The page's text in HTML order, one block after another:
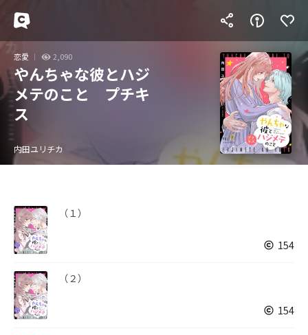
恋愛 2,090
やんちゃな彼とハジ
メテのこと プチキ
ス
内田ユリチカ
（１）
154
（２）
154